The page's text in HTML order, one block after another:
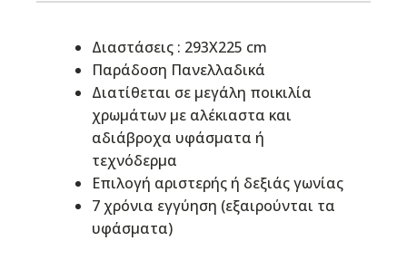
Διαστάσεις : 293Χ225 cm
Παράδοση Πανελλαδικά
Διατίθεται σε μεγάλη ποικιλία
χρωμάτων με αλέκιαστα και
αδιάβροχα υφάσματα ή
τεχνόδερμα
Επιλογή αριστερής ή δεξιάς γωνίας
7 χρόνια εγγύηση (εξαιρούνται τα
υφάσματα)